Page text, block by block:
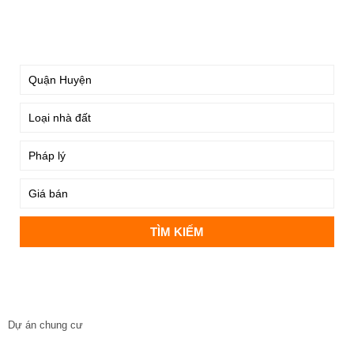
Dự án chung cư